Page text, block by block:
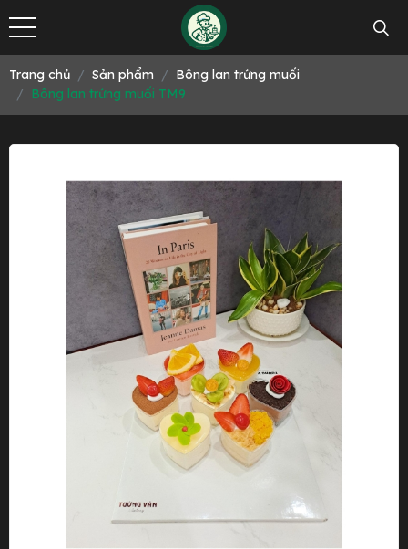
Trang chủ Sản phẩm
Bông lan trứng muối
Bông lan trứng muối TM9